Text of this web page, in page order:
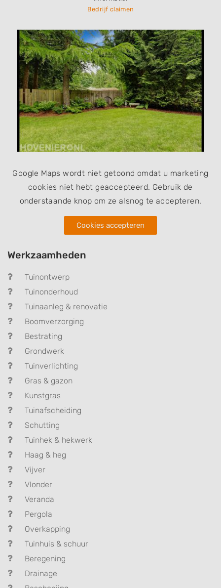
Bedrijf claimen
Google Maps wordt niet getoond omdat u marketing
cookies niet hebt geaccepteerd. Gebruik de
onderstaande knop om ze alsnog te accepteren.
Cookies accepteren
Werkzaamheden
Tuinontwerp
Tuinonderhoud
Tuinaanleg & renovatie
Boomverzorging
Bestrating
Grondwerk
Tuinverlichting
Gras & gazon
Kunstgras
Tuinafscheiding
Schutting
Tuinhek & hekwerk
Haag & heg
Vijver
Vlonder
Veranda
Pergola
Overkapping
Tuinhuis & schuur
Beregening
Drainage